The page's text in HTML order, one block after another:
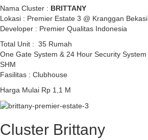
Nama Cluster : BRITTANY
Lokasi : Premier Estate 3 @ Kranggan Bekasi
Developer : Premier Qualitas Indonesia
Total Unit : 35 Rumah
One Gate System & 24 Hour Security System
SHM
Fasilitas : Clubhouse
Harga Mulai Rp 1,1 M
Cluster Brittany